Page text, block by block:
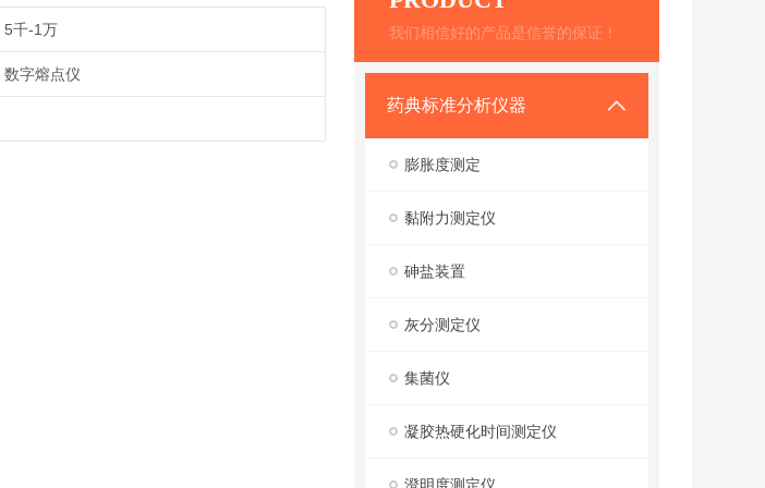
5千-1万
数字熔点仪
我们相信好的产品是信誉的保证！
药典标准分析仪器
膨胀度测定
黏附力测定仪
砷盐装置
灰分测定仪
集菌仪
凝胶热硬化时间测定仪